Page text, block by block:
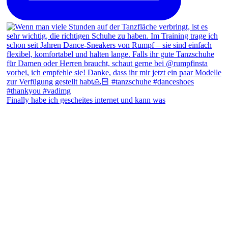
Finally habe ich gescheites internet und kann was